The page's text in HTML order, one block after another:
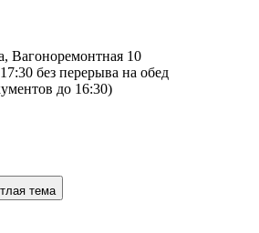
Вагоноремонтная 10
без перерыва на обед
до 16:30)
тема